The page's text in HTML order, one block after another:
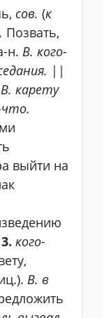
сов. (к
Позвать,
н. В. кого-
||
В. карету
что.
выйти на
3. кого-
В. в